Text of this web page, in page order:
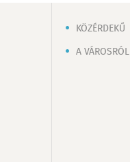
KÖZÉRDEKŰ
A VÁROSRÓL